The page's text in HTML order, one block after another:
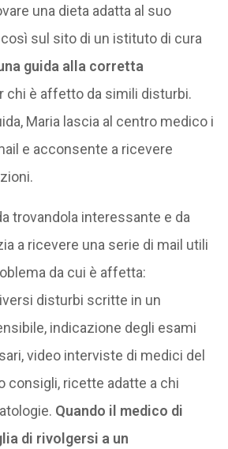
una dieta adatta al suo
sul sito di un istituto di cura
guida alla corretta
chi è affetto da simili disturbi.
Maria lascia al centro medico i
e acconsente a ricevere
trovandola interessante e da
a ricevere una serie di mail utili
da cui è affetta:
disturbi scritte in un
indicazione degli esami
video interviste di medici del
consigli, ricette adatte a chi
Quando il medico di
di rivolgersi a un